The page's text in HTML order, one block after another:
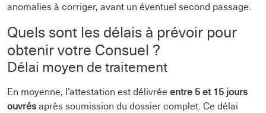
anomalies à corriger, avant un éventuel second passage.
Quels sont les délais à prévoir pour
obtenir votre Consuel ?
Délai moyen de traitement
En moyenne, l’attestation est délivrée entre 5 et 15 jours
ouvrés après soumission du dossier complet. Ce délai